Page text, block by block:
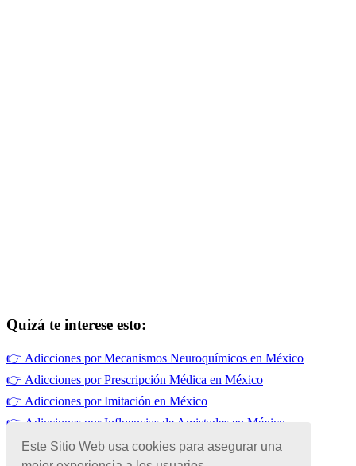
Este Sitio Web usa cookies para asegurar una
Quizá te interese esto:
👉 Adicciones por Mecanismos Neuroquímicos en México
👉 Adicciones por Prescripción Médica en México
👉 Adicciones por Imitación en México
👉 Adicciones por Influencias de Amistades en México
👉Adicciones por Falta de Sueño